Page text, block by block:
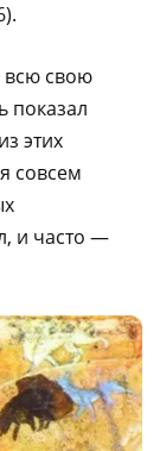
всю свою
показал
этих
совсем
и часто —